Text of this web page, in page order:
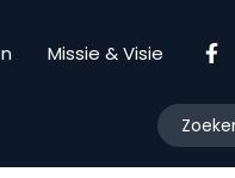
Missie & Visie